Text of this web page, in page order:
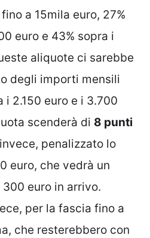
a 15mila euro, 27%
euro e 43% sopra i
aliquote ci sarebbe
degli importi mensili
2.150 euro e i 3.700
scenderà di 8 punti
penalizzato lo
euro, che vedrà un
euro in arrivo.
per la fascia fino a
che resterebbero con